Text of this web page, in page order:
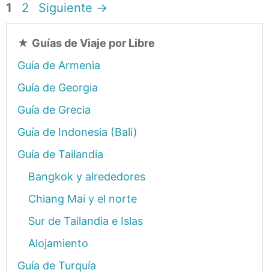
Página
1 Página
2 Siguiente →
★ Guías de Viaje por Libre
Guía de Armenia
Guía de Georgia
Guía de Grecia
Guía de Indonesia (Bali)
Guía de Tailandia
Bangkok y alrededores
Chiang Mai y el norte
Sur de Tailandia e Islas
Alojamiento
Guía de Turquía